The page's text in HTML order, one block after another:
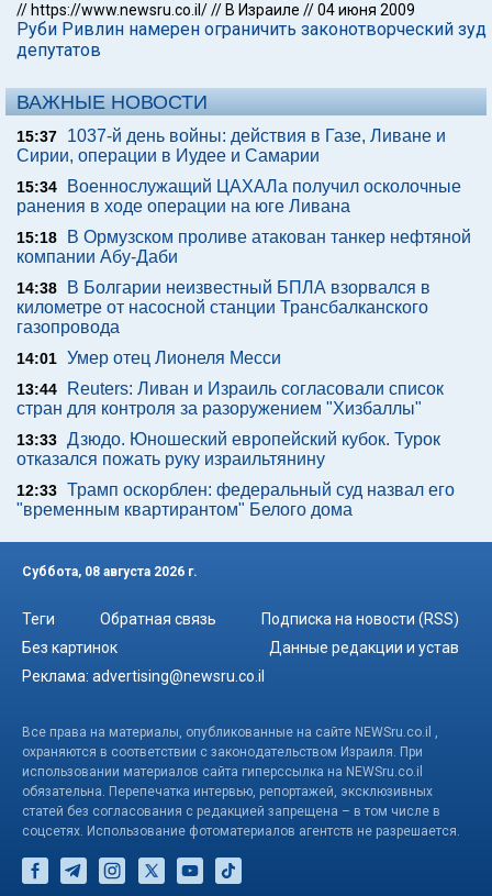
// https://www.newsru.co.il/// В Израиле //04 июня 2009
Руби Ривлин намерен ограничить законотворческий зуд
депутатов
ВАЖНЫЕ НОВОСТИ
15:37
1037-й день войны: действия в Газе, Ливане и
Сирии, операции в Иудее и Самарии
15:34
Военнослужащий ЦАХАЛа получил осколочные
ранения в ходе операции на юге Ливана
15:18
В Ормузском проливе атакован танкер нефтяной
компании Абу-Даби
14:38
В Болгарии неизвестный БПЛА взорвался в
километре от насосной станции Трансбалканского
газопровода
14:01 Умер отец Лионеля Месси
13:44
Reuters: Ливан и Израиль согласовали список
стран для контроля за разоружением "Хизбаллы"
13:33 Дзюдо. Юношеский европейский кубок. Турок
отказался пожать руку израильтянину
12:33 Трамп оскорблен: федеральный суд назвал его
"временным квартирантом" Белого дома
Суббота, 08 августа 2026 г.
Теги Обратная связь
Подписка на новости (RSS)
Без картинок
Данные редакции и устав
Реклама: advertising@newsru.co.il
Все права на материалы, опубликованные на сайте NEWSru.co.il ,
охраняются в соответствии с законодательством Израиля. При
использовании материалов сайта гиперссылка на NEWSru.co.il
обязательна. Перепечатка интервью, репортажей, эксклюзивных
статей без согласования с редакцией запрещена – в том числе в
соцсетях. Использование фотоматериалов агентств не разрешается.